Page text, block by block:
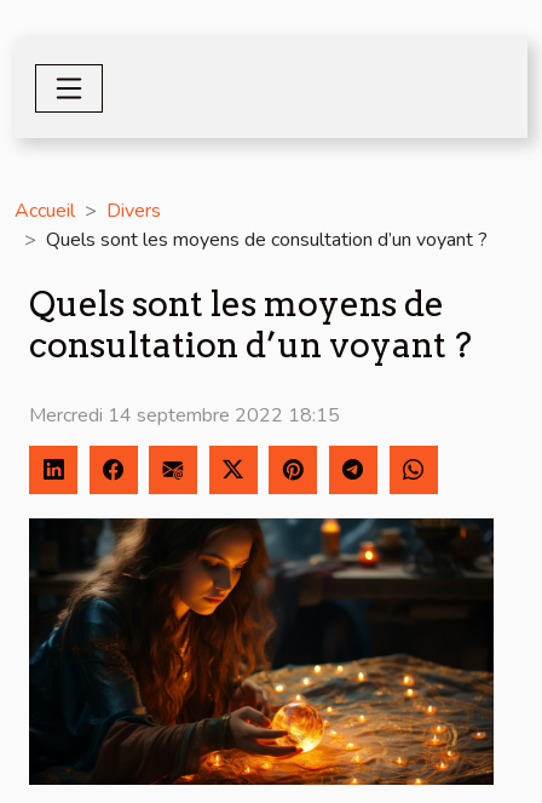
Accueil
Divers
Quels sont les moyens de consultation d’un voyant ?
Quels sont les moyens de
consultation d’un voyant ?
Mercredi 14 septembre 2022 18:15